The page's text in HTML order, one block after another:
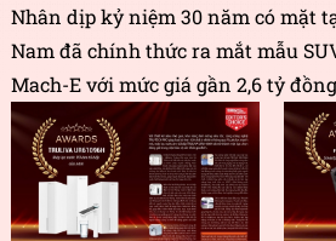
Nhân dịp kỷ niệm 30 năm có mặt
Nam đã chính thức ra mắt mẫu
Mach-E với mức giá gần 2,6 tỷ